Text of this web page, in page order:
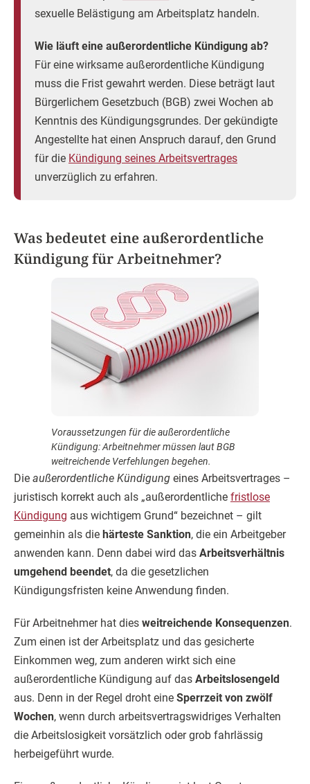
sexuelle Belästigung am Arbeitsplatz handeln.
Wie läuft eine außerordentliche Kündigung ab?
Für eine wirksame außerordentliche Kündigung
muss die Frist gewahrt werden. Diese beträgt laut
Bürgerlichem Gesetzbuch (BGB) zwei Wochen ab
Kenntnis des Kündigungsgrundes. Der gekündigte
Angestellte hat einen Anspruch darauf, den Grund
für die Kündigung seines Arbeitsvertrages
unverzüglich zu erfahren.
Was bedeutet eine außerordentliche
Kündigung für Arbeitnehmer?
Voraussetzungen für die außerordentliche
Kündigung: Arbeitnehmer müssen laut BGB
weitreichende Verfehlungen begehen.
Die außerordentliche Kündigung eines Arbeitsvertrages –
juristisch korrekt auch als „außerordentliche fristlose
Kündigung aus wichtigem Grund“ bezeichnet – gilt
gemeinhin als die härteste Sanktion, die ein Arbeitgeber
anwenden kann. Denn dabei wird das Arbeitsverhältnis
umgehend beendet, da die gesetzlichen
Kündigungsfristen keine Anwendung finden.
Für Arbeitnehmer hat dies weitreichende Konsequenzen.
Zum einen ist der Arbeitsplatz und das gesicherte
Einkommen weg, zum anderen wirkt sich eine
außerordentliche Kündigung auf das Arbeitslosengeld
aus. Denn in der Regel droht eine Sperrzeit von zwölf
Wochen, wenn durch arbeitsvertragswidriges Verhalten
die Arbeitslosigkeit vorsätzlich oder grob fahrlässig
herbeigeführt wurde.